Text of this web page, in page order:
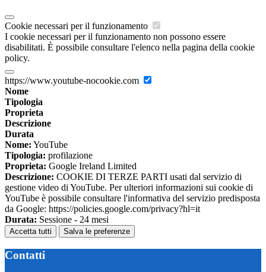
Cookie necessari per il funzionamento
I cookie necessari per il funzionamento non possono essere
disabilitati. È possibile consultare l'elenco nella pagina della cookie
policy.
https://www.youtube-nocookie.com
Nome
Tipologia
Proprieta
Descrizione
Durata
Nome: YouTube
Tipologia: profilazione
Proprieta: Google Ireland Limited
Descrizione: COOKIE DI TERZE PARTI usati dal servizio di
gestione video di YouTube. Per ulteriori informazioni sui cookie di
YouTube è possibile consultare l'informativa del servizio predisposta
da Google: https://policies.google.com/privacy?hl=it
Durata: Sessione - 24 mesi
Accetta tutti Salva le preferenze
Contatti